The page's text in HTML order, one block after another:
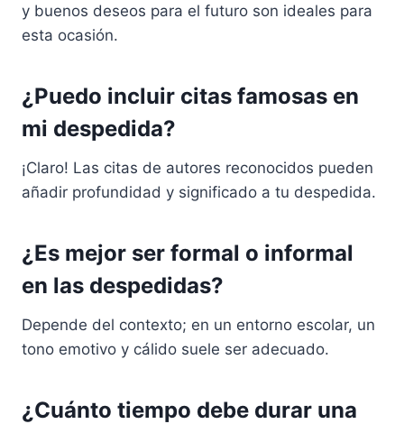
y buenos deseos para el futuro son ideales para
esta ocasión.
¿Puedo incluir citas famosas en
mi despedida?
¡Claro! Las citas de autores reconocidos pueden
añadir profundidad y significado a tu despedida.
¿Es mejor ser formal o informal
en las despedidas?
Depende del contexto; en un entorno escolar, un
tono emotivo y cálido suele ser adecuado.
¿Cuánto tiempo debe durar una